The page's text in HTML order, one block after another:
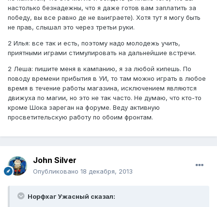
настолько безнадежны, что я даже готов вам заплатить за
победу, вы все равно де не выиграете). Хотя тут я могу быть
не прав, слышал это через третьи руки.
2 Илья: все так и есть, поэтому надо молодежь учить,
приятными играми стимулировать на дальнейшие встречи.
2 Леша: пишите меня в кампанию, я за любой кипешь. По
поводу времени прибытия в УИ, то там можно играть в любое
время в течение работы магазина, исключением являются
движуха по магии, но это не так часто. Не думаю, что кто-то
кроме Шока зареган на форуме. Веду активную
просветительскую работу по обоим фронтам.
John Silver
Опубликовано 18 декабря, 2013
Норфхаг Ужасный сказал: